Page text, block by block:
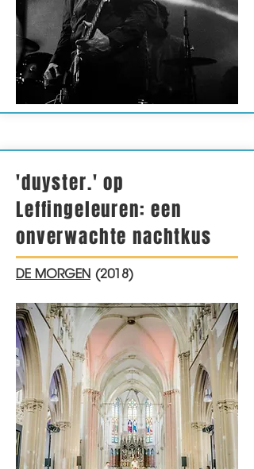
'duyster.' op
Leffingeleuren: een
onverwachte nachtkus
DE MORGEN (2018)